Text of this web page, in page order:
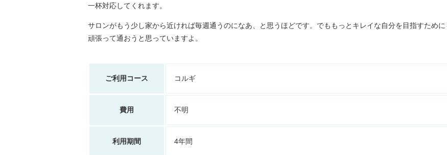
一杯対応してくれます。
サロンがもう少し家から近ければ毎週通うのになあ、と思うほどです。でももっとキレイな自分を目指すために
頑張って通おうと思っていますよ。
ご利用コース コルギ
費用 不明
利用期間 4年間